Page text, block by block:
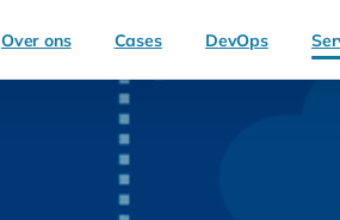
Over ons Cases DevOps